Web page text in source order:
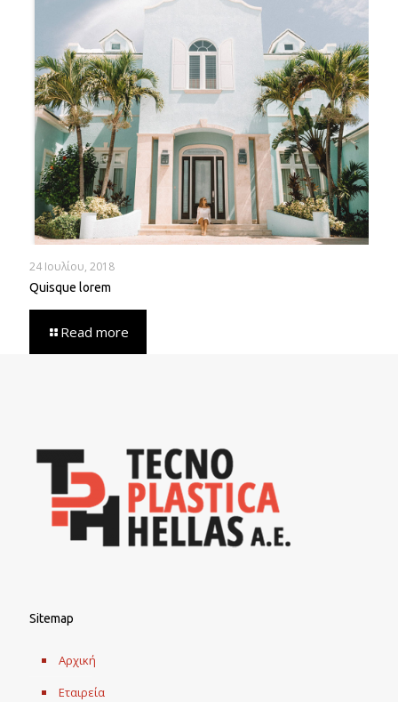
24 Ιουλίου, 2018
Quisque lorem
Read more
Sitemap
Αρχική
Εταιρεία